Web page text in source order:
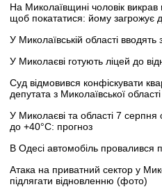
На Миколаївщині чоловік
щоб покататися: йому загрожує
У Миколаївській області
У Миколаєві готують ліцей до
Суд відмовився конфіскувати
депутата з Миколаївської області
У Миколаєві та області 7 серпня
до +40°C: прогноз
В Одесі автомобіль провалився
Атака на приватний сектор у
підлягати відновленню (фото)